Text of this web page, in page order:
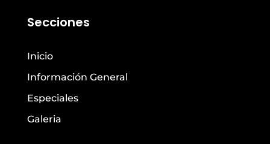
Secciones
Inicio
Información General
Especiales
Galeria